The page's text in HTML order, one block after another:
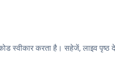
स्वीकार करता है। सहेजें, लाइव